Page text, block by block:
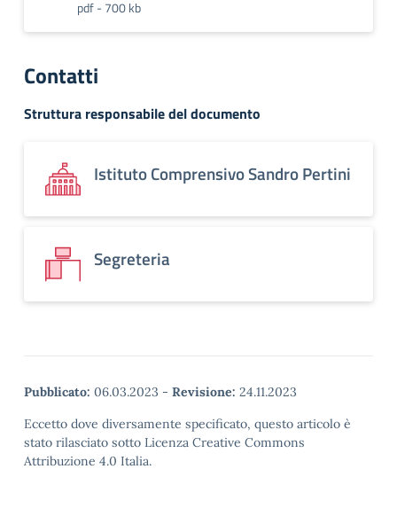
pdf - 700 kb
Contatti
Struttura responsabile del documento
Istituto Comprensivo Sandro Pertini
Segreteria
Pubblicato: 06.03.2023 - Revisione: 24.11.2023
Eccetto dove diversamente specificato, questo articolo è
stato rilasciato sotto Licenza Creative Commons
Attribuzione 4.0 Italia.